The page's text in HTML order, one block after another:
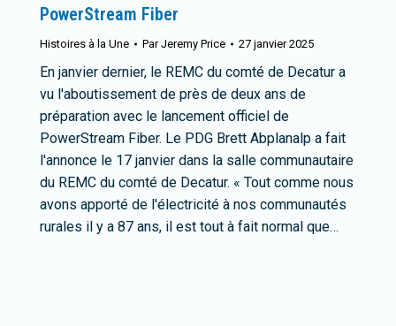
PowerStream Fiber
Histoires à la Une ParJeremy Price 27 janvier 2025
En janvier dernier, le REMC du comté de Decatur a
vu l'aboutissement de près de deux ans de
préparation avec le lancement officiel de
PowerStream Fiber. Le PDG Brett Abplanalp a fait
l'annonce le 17 janvier dans la salle communautaire
du REMC du comté de Decatur. « Tout comme nous
avons apporté de l'électricité à nos communautés
rurales il y a 87 ans, il est tout à fait normal que…